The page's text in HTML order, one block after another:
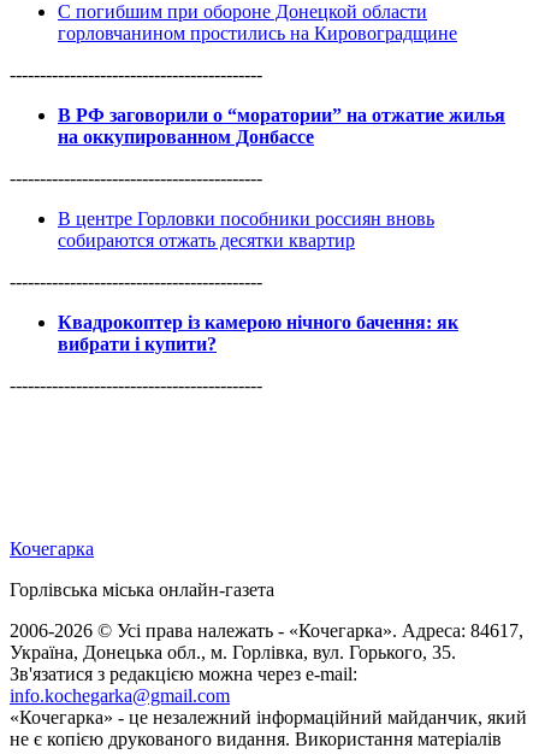
С погибшим при обороне Донецкой области
горловчанином простились на Кировоградщине
------------------------------------------
В РФ заговорили о “моратории” на отжатие жилья
на оккупированном Донбассе
------------------------------------------
В центре Горловки пособники россиян вновь
собираются отжать десятки квартир
------------------------------------------
Квадрокоптер із камерою нічного бачення: як
вибрати і купити?
------------------------------------------
Кочегарка
Горлівська міська онлайн-газета
2006-2026 © Усі права належать - «Кочегарка». Адреса: 84617,
Україна, Донецька обл., м. Горлівка, вул. Горького, 35.
Зв'язатися з редакцією можна через e-mail:
info.kochegarka@gmail.com
«Кочегарка» - це незалежний інформаційний майданчик, який
не є копією друкованого видання. Використання матеріалів